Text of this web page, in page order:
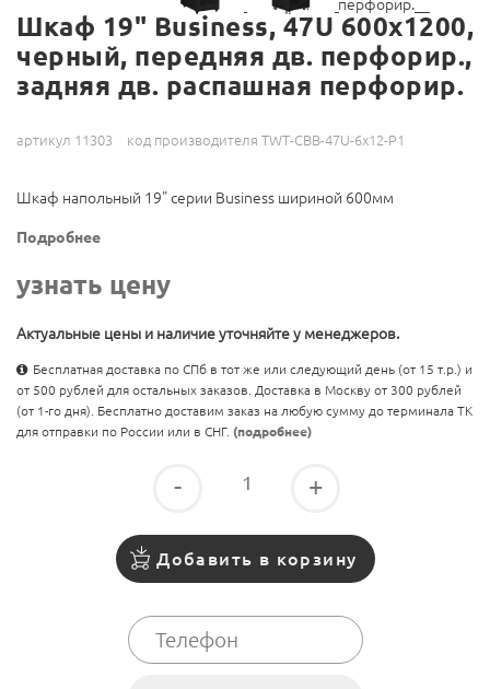
Шкаф 19" Business, 47U 600x1200,
черный, передняя дв. перфорир.,
задняя дв. распашная перфорир.
артикул 11303 код производителя TWT-CBB-47U-6x12-P1
Шкаф напольный 19" серии Business шириной 600мм
Подробнее
узнать цену
Актуальные цены и наличие уточняйте у менеджеров.
Бесплатная доставка по СПб в тот же или следующий день (от 15 т.р.) и
от 500 рублей для остальных заказов. Доставка в Москву от 300 рублей
(от 1-го дня). Бесплатно доставим заказ на любую сумму до терминала ТК
для отправки по России или в СНГ. (подробнее)
- +
Добавить в корзину